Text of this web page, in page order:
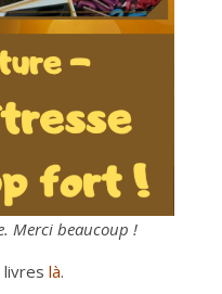
Merci beaucoup !
là.